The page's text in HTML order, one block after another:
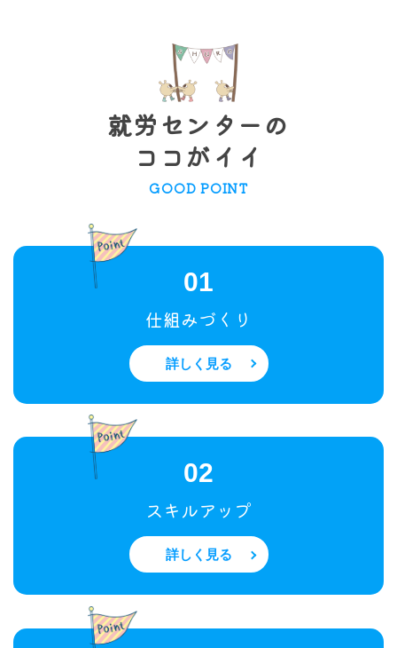
就労センターの
ココがイイ
GOOD POINT
01
仕組みづくり
詳しく見る
02
スキルアップ
詳しく見る